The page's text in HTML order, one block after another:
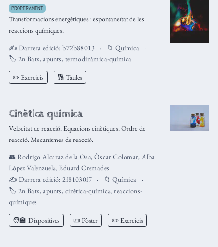
PROPERAMENT
Transformacions energètiques i espontaneïtat de les
reaccions químiques.
✍️ Darrera edició:b72b88013 📁 Química
🏷️ 2n Batx,apunts, termodinàmica-química
✏️ Exercicis 🔢 Taules
Cinètica química
Velocitat de reacció. Equacions cinètiques. Ordre de
reacció. Mecanismes de reacció.
👥 Rodrigo Alcaraz de la Osa, Òscar Colomar,Alba
López Valenzuela, Eduard Cremades
✍️ Darrera edició:2f81030f7 📁 Química
🏷️ 2n Batx,apunts, cinètica-química,reaccions-
químiques
🧑‍🏫 Diapositives 📜 Pòster ✏️ Exercicis